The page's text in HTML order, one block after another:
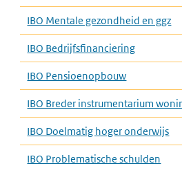
IBO Mentale gezondheid en ggz
IBO Bedrijfsfinanciering
IBO Pensioenopbouw
IBO Breder instrumentarium
IBO Doelmatig hoger onderwijs
IBO Problematische schulden